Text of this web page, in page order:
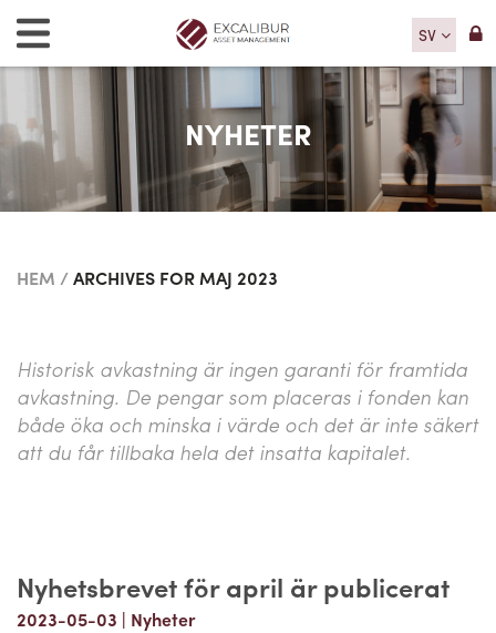
SV
NYHETER
HEM /ARCHIVES FOR MAJ 2023
Historisk avkastning är ingen garanti för framtida
avkastning. De pengar som placeras i fonden kan
både öka och minska i värde och det är inte säkert
att du får tillbaka hela det insatta kapitalet.
Nyhetsbrevet för april är publicerat
2023-05-03 | Nyheter